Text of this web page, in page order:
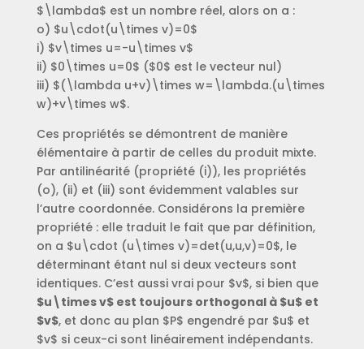
$\lambda$ est un nombre réel, alors on a :
o) $u\cdot(u\times v)=0$
i) $v\times u=-u\times v$
ii) $0\times u=0$ ($0$ est le vecteur nul)
iii) $(\lambda u+v)\times w=\lambda.(u\times
w)+v\times w$.
Ces propriétés se démontrent de manière
élémentaire à partir de celles du produit mixte.
Par antilinéarité (propriété (i)), les propriétés
(o), (ii) et (iii) sont évidemment valables sur
l’autre coordonnée. Considérons la première
propriété : elle traduit le fait que par définition,
on a $u\cdot (u\times v)=det(u,u,v)=0$, le
déterminant étant nul si deux vecteurs sont
identiques. C’est aussi vrai pour $v$, si bien que
$u\times v$ est toujours orthogonal à $u$ et
$v$, et donc au plan $P$ engendré par $u$ et
$v$ si ceux-ci sont linéairement indépendants.